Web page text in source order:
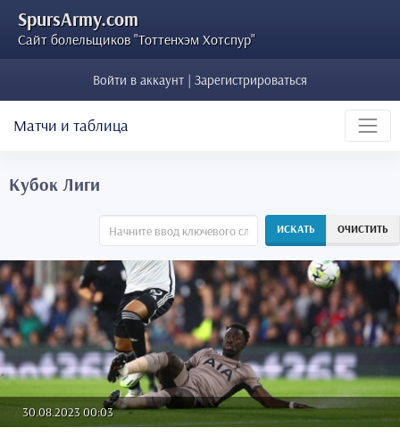
SpursArmy.com
Сайт болельщиков "Тоттенхэм Хотспур"
Войти в аккаунт | Зарегистрироваться
Матчи и таблица
Кубок Лиги
ИСКАТЬ ОЧИСТИТЬ
30.08.2023 00:03